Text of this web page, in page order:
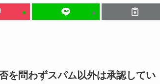
を問わずスパム以外は承認してい